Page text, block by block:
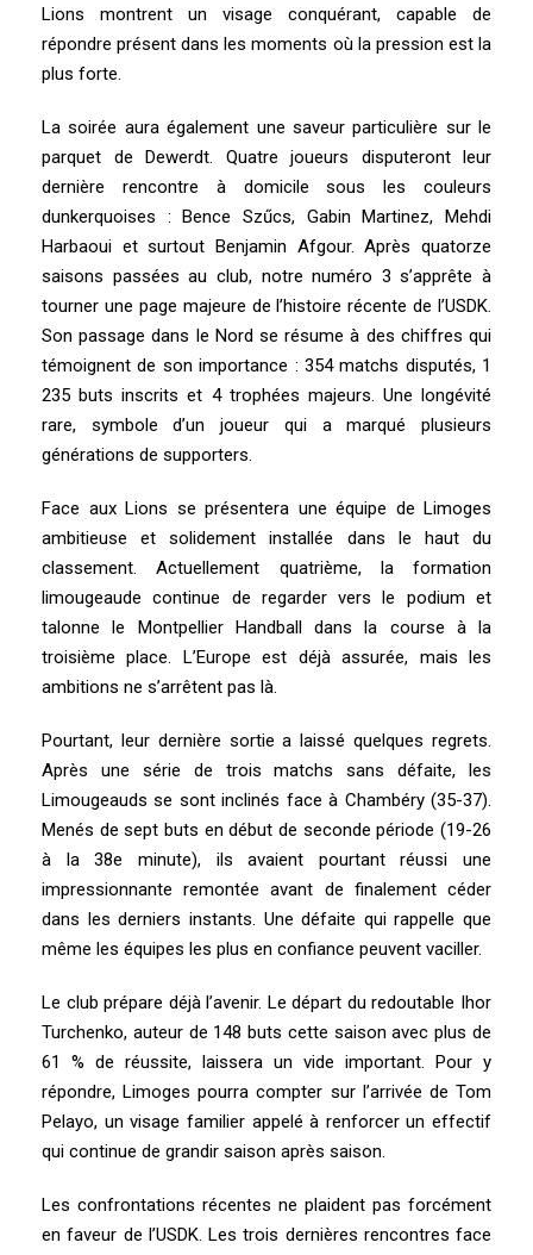
Lions montrent un visage conquérant, capable de
répondre présent dans les moments où la pression est la
plus forte.
La soirée aura également une saveur particulière sur le
parquet de Dewerdt. Quatre joueurs disputeront leur
dernière rencontre à domicile sous les couleurs
dunkerquoises : Bence Szűcs, Gabin Martinez, Mehdi
Harbaoui et surtout Benjamin Afgour. Après quatorze
saisons passées au club, notre numéro 3 s’apprête à
tourner une page majeure de l’histoire récente de l’USDK.
Son passage dans le Nord se résume à des chiffres qui
témoignent de son importance : 354 matchs disputés, 1
235 buts inscrits et 4 trophées majeurs. Une longévité
rare, symbole d’un joueur qui a marqué plusieurs
générations de supporters.
Face aux Lions se présentera une équipe de Limoges
ambitieuse et solidement installée dans le haut du
classement. Actuellement quatrième, la formation
limougeaude continue de regarder vers le podium et
talonne le Montpellier Handball dans la course à la
troisième place. L’Europe est déjà assurée, mais les
ambitions ne s’arrêtent pas là.
Pourtant, leur dernière sortie a laissé quelques regrets.
Après une série de trois matchs sans défaite, les
Limougeauds se sont inclinés face à Chambéry (35-37).
Menés de sept buts en début de seconde période (19-26
à la 38e minute), ils avaient pourtant réussi une
impressionnante remontée avant de finalement céder
dans les derniers instants. Une défaite qui rappelle que
même les équipes les plus en confiance peuvent vaciller.
Le club prépare déjà l’avenir. Le départ du redoutable Ihor
Turchenko, auteur de 148 buts cette saison avec plus de
61 % de réussite, laissera un vide important. Pour y
répondre, Limoges pourra compter sur l’arrivée de Tom
Pelayo, un visage familier appelé à renforcer un effectif
qui continue de grandir saison après saison.
Les confrontations récentes ne plaident pas forcément
en faveur de l’USDK. Les trois dernières rencontres face